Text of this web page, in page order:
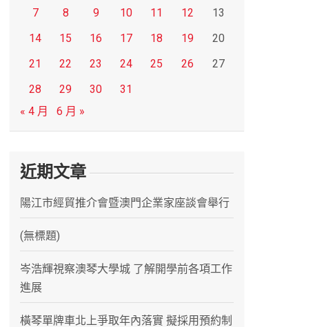
7
8 9 10 11 12
13
14
15 16 17 18 19
20
21
22 23 24 25 26
27
28
29 30
31
« 4 月
6 月 »
近期文章
陽江市經貿推介會暨澳門企業家座談會舉行
(無標題)
岑浩輝視察澳琴大學城 了解開學前各項工作
進展
橫琴單牌車北上爭取年內落實 擬採用預約制